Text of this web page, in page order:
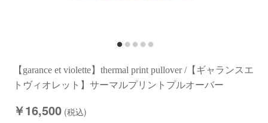
【garance et violette】thermal print pullover /【ギャランスエ
トヴィオレット】サーマルプリントプルオーバー
￥16,500 (税込)